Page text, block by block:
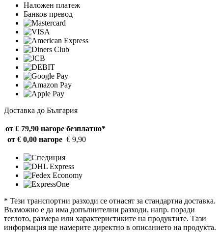
Наложен платеж
Банков превод
Доставка до България
от € 79,90 нагоре безплатно*
от € 0,00 нагоре € 9,90
* Тези транспортни разходи се отнасят за стандартна доставка.
Възможно е да има допълнителни разходи, напр. поради
теглото, размера или характеристиките на продуктите. Тази
информация ще намерите директно в описанието на продукта.